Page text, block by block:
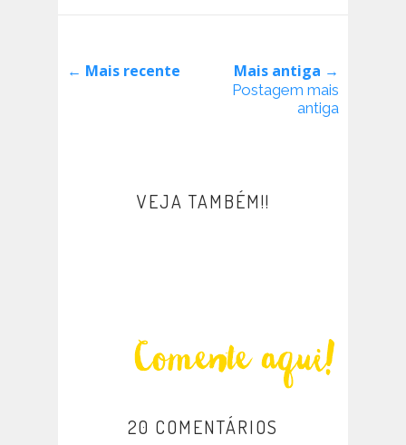
← Mais recente Mais antiga →
Postagem mais
antiga
VEJA TAMBÉM!!
20 COMENTÁRIOS